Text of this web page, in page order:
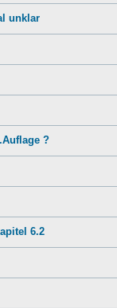
unklar
?
6.2